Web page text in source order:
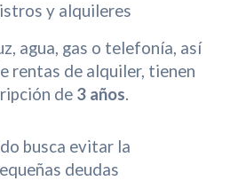
y alquileres
agua, gas o telefonía, así
rentas de alquiler, tienen
de 3 años.
busca evitar la
deudas